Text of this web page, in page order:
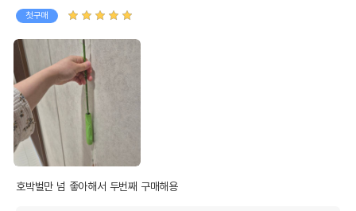
첫구매
호박벌만 넘 좋아해서 두번째 구매해용